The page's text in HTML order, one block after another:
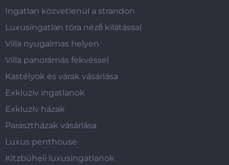
Ingatlan közvetlenül a strandon
Luxusingatlan tóra néző kilátással
Villa nyugalmas helyen
Villa panorámás fekvéssel
Kastélyok és várak vásárlása
Exkluzív ingatlanok
Exkluzív házak
Parasztházak vásárlása
Luxus penthouse
Kitzbüheli luxusingatlanok